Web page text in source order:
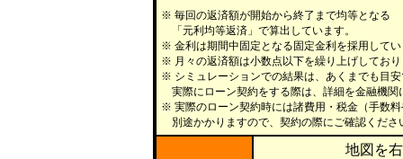
※ 毎回の返済額が開始から終了まで均等となる
「元利均等返済」で算出しています。
※ 金利は期間中固定となる固定金利を採用して
※ 月々の返済額は小数点以下を繰り上げしてお
※ シミュレーションでの結果は、あくまでも目
実際にローン契約をする際は、詳細を金融機関
※ 実際のローン契約時には諸費用・税金（手数
別途かかりますので、契約の際にご確認くださ
地図を